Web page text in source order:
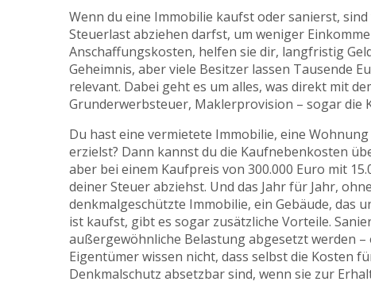
Wenn du eine Immobilie kaufst oder sanierst, sind
Steuerlast abziehen darfst, um weniger
Anschaffungskosten, helfen sie dir, langfristig
Geheimnis, aber viele Besitzer lassen Tausende
relevant. Dabei geht es um alles, was direkt mit
Grunderwerbsteuer, Maklerprovision – sogar die
Du hast eine vermietete Immobilie, eine
erzielst? Dann kannst du die Kaufnebenkosten
aber bei einem Kaufpreis von 300.000 Euro mit
deiner Steuer abziehst. Und das Jahr für Jahr,
denkmalgeschützte Immobilie, ein Gebäude, das
ist kaufst, gibt es sogar zusätzliche Vorteile.
außergewöhnliche Belastung abgesetzt werden
Eigentümer wissen nicht, dass selbst die Kosten
Denkmalschutz absetzbar sind, wenn sie zur